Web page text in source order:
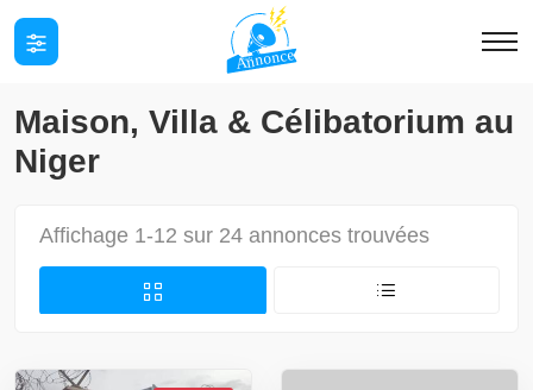
Maison, Villa & Célibatorium au
Niger
Affichage 1-12 sur 24 annonces trouvées